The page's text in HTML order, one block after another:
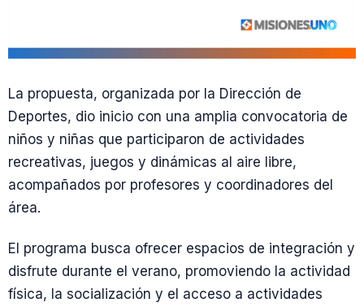
La propuesta, organizada por la Dirección de
Deportes, dio inicio con una amplia convocatoria de
niños y niñas que participaron de actividades
recreativas, juegos y dinámicas al aire libre,
acompañados por profesores y coordinadores del
área.
El programa busca ofrecer espacios de integración y
disfrute durante el verano, promoviendo la actividad
física, la socialización y el acceso a actividades